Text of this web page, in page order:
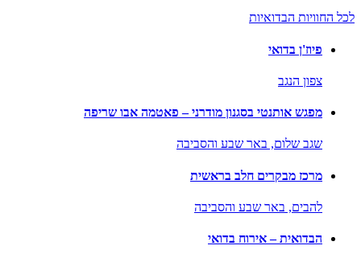
לכל החוויות הבדואיות
פיוז'ן בדואי
צפון הנגב
מפגש אותנטי בסגנון מודרני – פאטמה אבו שריפה
שגב שלום, באר שבע והסביבה
מרכז מבקרים חלב בראשית
להבים, באר שבע והסביבה
הבדואית – אירוח בדואי